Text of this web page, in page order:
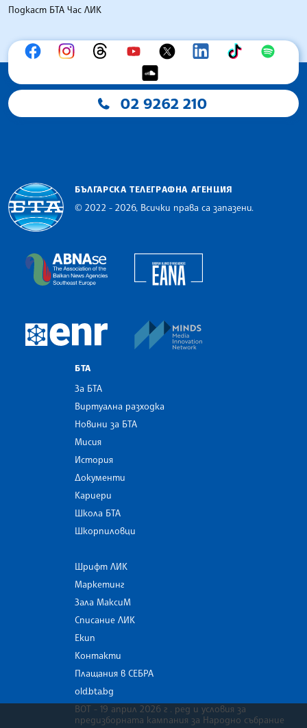
Подкаст БТА Час ЛИК
02 9262 210
БЪЛГАРСКА ТЕЛЕГРАФНА АГЕНЦИЯ
© 2022 - 2026, Всички права са запазени.
The Assocoation of the Balkan News Agencies
European Newsroom
БТА
За БТА
Виртуална разходка
Новини за БТА
Мисия
История
Документи
Кариери
Школа БТА
Шкорпиловци
Шрифт ЛИК
Маркетинг
Зала МаксиМ
Списание ЛИК
Екип
Контакти
Плащания в СЕБРА
old.bta.bg
ВОТ - 19 април 2026 г . ред и условия за
предизборната кампания за Народно събрание